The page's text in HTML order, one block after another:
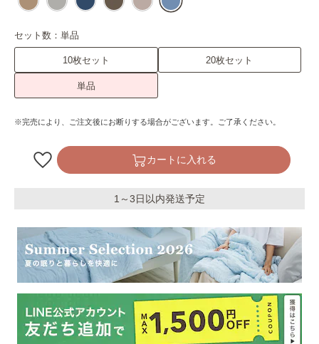
セット数： 単品
10枚セット 20枚セット
単品
※完売により、ご注文後にお断りする場合がございます。ご了承ください。
カートに入れる
1～3日以内発送予定